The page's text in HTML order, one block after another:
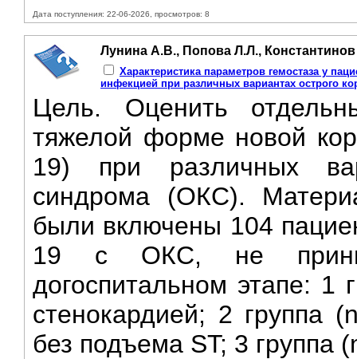
Дата поступления: 22-06-2026, просмотров: 8
Лунина А.В., Попова Л.Л.,
Характеристика параметров гемостаза у
инфекцией при различных вариантах острого
Цель. Оценить
тяжелой форме новой
19) при различных
синдрома (OКC).
были включены 104
19 с OКC, не
догоспитальном этапе:
стенокардией; 2 группа
без подъема ST; 3